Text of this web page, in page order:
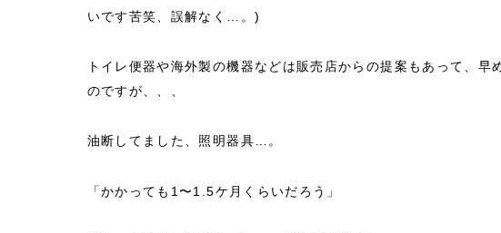
いです苦笑、誤解なく…。)
トイレ便器や海外製の機器などは販売店からの提案もあって、早
のですが、、、
油断してました、照明器具…。
「かかっても1〜1.5ケ月くらいだろう」